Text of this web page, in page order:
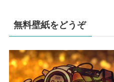
無料壁紙をどうぞ